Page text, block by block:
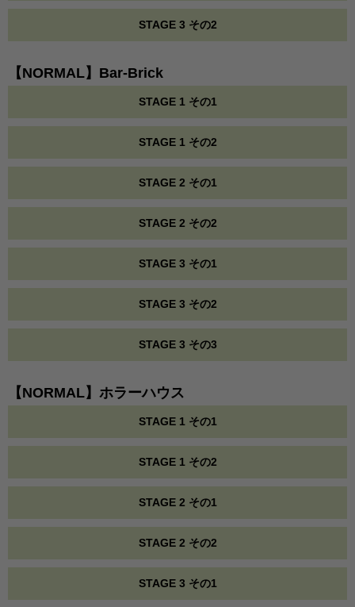
STAGE 3 その2
【NORMAL】Bar-Brick
STAGE 1 その1
STAGE 1 その2
STAGE 2 その1
STAGE 2 その2
STAGE 3 その1
STAGE 3 その2
STAGE 3 その3
【NORMAL】ホラーハウス
STAGE 1 その1
STAGE 1 その2
STAGE 2 その1
STAGE 2 その2
STAGE 3 その1